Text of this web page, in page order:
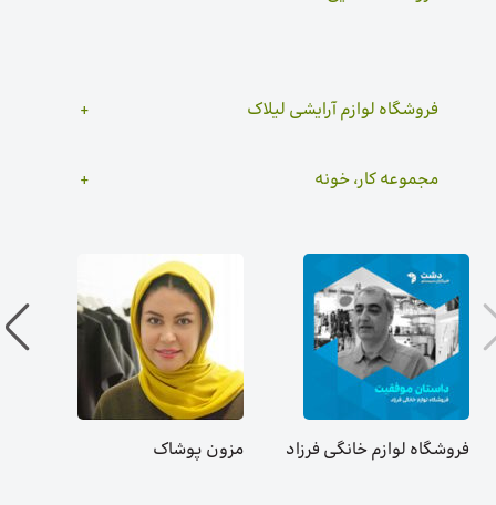
فروشگاه لوازم آرایشی لیلاک
مجموعه کار، خونه
فروشگاه لوازم خانگی فرزاد مزون پوشاک